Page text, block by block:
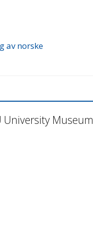
av norske
University Museum